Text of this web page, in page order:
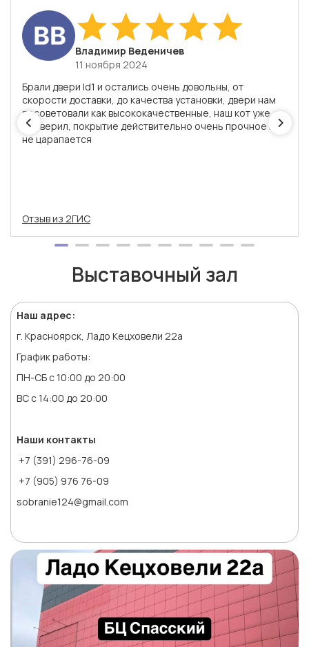
​Владимир Веденичев
11 ноября 2024
Брали двери Id1 и остались очень довольны, от
скорости доставки, до качества установки, двери нам
посоветовали как высококачественные, наш кот уже
проверил, покрытие действительно очень прочное и
не царапается
Отзыв из 2ГИС
Выставочный зал
Наш адрес:
г. Красноярск, Ладо Кецховели 22а
График работы:
ПН-СБ с 10:00 до 20:00
ВС с 14:00 до 20:00
Наши контакты
+7 (391) 296-76-09
+7 (905) 976 76-09
sobranie124@gmail.com